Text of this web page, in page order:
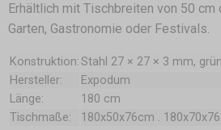
Erhältlich mit Tischbreiten von 50
Garten, Gastronomie oder Festivals.
Konstruktion:Stahl 27 × 27 × 3 mm,
Hersteller:
Expodum
Länge:
180 cm
Tischmaße:
180x50x76cm .